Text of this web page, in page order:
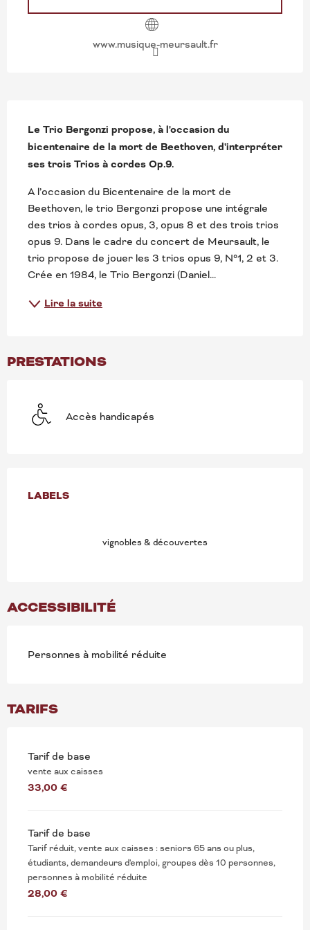
www.musique-meursault.fr
DESCRIPTION
Le Trio Bergonzi propose, à l'occasion du
bicentenaire de la mort de Beethoven, d'interpréter
ses trois Trios à cordes Op.9.
A l’occasion du Bicentenaire de la mort de
Beethoven, le trio Bergonzi propose une intégrale
des trios à cordes opus, 3, opus 8 et des trois trios
opus 9. Dans le cadre du concert de Meursault, le
trio propose de jouer les 3 trios opus 9, N°1, 2 et 3.
Crée en 1984, le Trio Bergonzi (Daniel...
Lire la suite
PRESTATIONS
Accès handicapés
OFFRES DE PRESTATIONS
LABELS
LABELS
vignobles & découvertes
ACCESSIBILITÉ
Personnes à mobilité réduite
TARIFS
Tarif de base
vente aux caisses
33,00 €
Tarif de base
Tarif réduit, vente aux caisses : seniors 65 ans ou plus,
étudiants, demandeurs d'emploi, groupes dès 10 personnes,
personnes à mobilité réduite
28,00 €